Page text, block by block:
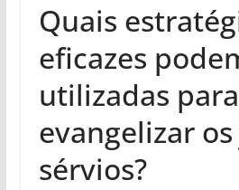
Quais
eficazes
utilizadas para
evangelizar
sérvios?